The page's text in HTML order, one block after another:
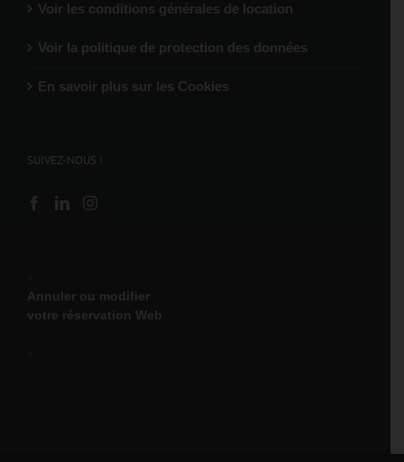
Voir les conditions générales de location
Voir la politique de protection des données
En savoir plus sur les Cookies
SUIVEZ-NOUS !
Annuler ou modifier
votre réservation Web